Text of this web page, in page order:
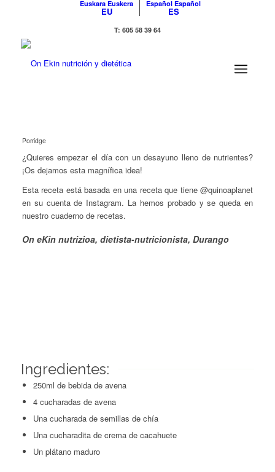
Euskara Euskera
EU
Español Español
ES
T: 605 58 39 64
Porridge
¿Quieres empezar el día con un desayuno lleno de nutrientes?
¡Os dejamos esta magnífica idea!
Esta receta está basada en una receta que tiene @quinoaplanet
en su cuenta de Instagram. La hemos probado y se queda en
nuestro cuaderno de recetas.
On eKin nutrizioa, dietista-nutricionista, Durango
Ingredientes:
250ml de bebida de avena
4 cucharadas de avena
Una cucharada de semillas de chía
Una cucharadita de crema de cacahuete
Un plátano maduro